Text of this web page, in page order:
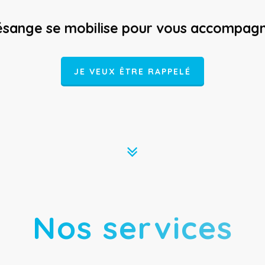
se mobilise pour vous
JE VEUX ÊTRE RAPPELÉ
Nos services